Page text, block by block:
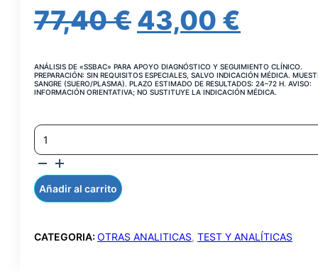
77,40€ EL
ORIGINAL
77,40 €.
43,00 €
ANÁLISIS DE «SSBAC» PARA APOYO DIAGNÓSTICO Y SEGUIMIENTO CLÍNICO.
PREPARACIÓN: SIN REQUISITOS ESPECIALES, SALVO INDICACIÓN MÉDICA.
SANGRE (SUERO/PLASMA). PLAZO ESTIMADO DE RESULTADOS: 24–72 H. AVISO:
INFORMACIÓN ORIENTATIVA; NO SUSTITUYE LA INDICACIÓN MÉDICA.
SS-
B
AC.
SUERO
(LA)
CANTIDAD
Añadir al carrito
CATEGORIA: OTRAS ANALITICAS, TEST Y ANALÍTICAS